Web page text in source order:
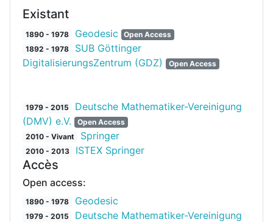
Existant
1890 - 1978 Geodesic
Open Access
1892 - 1978
SUB Göttinger
DigitalisierungsZentrum (GDZ)
Open Access
1979 - 2015
Deutsche Mathematiker-Vereinigung
(DMV) e.V.
Open Access
2010 - Vivant
Springer
2010 - 2013 ISTEX Springer
Accès
Open access:
1890 - 1978 Geodesic
1979 - 2015
Deutsche Mathematiker-Vereinigung